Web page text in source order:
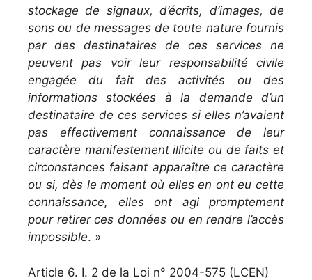
stockage de signaux, d’écrits, d’images, de
sons ou de messages de toute nature fournis
par des destinataires de ces services ne
peuvent pas voir leur responsabilité civile
engagée du fait des activités ou des
informations stockées à la demande d’un
destinataire de ces services si elles n’avaient
pas effectivement connaissance de leur
caractère manifestement illicite ou de faits et
circonstances faisant apparaître ce caractère
ou si, dès le moment où elles en ont eu cette
connaissance, elles ont agi promptement
pour retirer ces données ou en rendre l’accès
impossible. »
Article 6. I. 2 de la Loi n° 2004-575 (LCEN)